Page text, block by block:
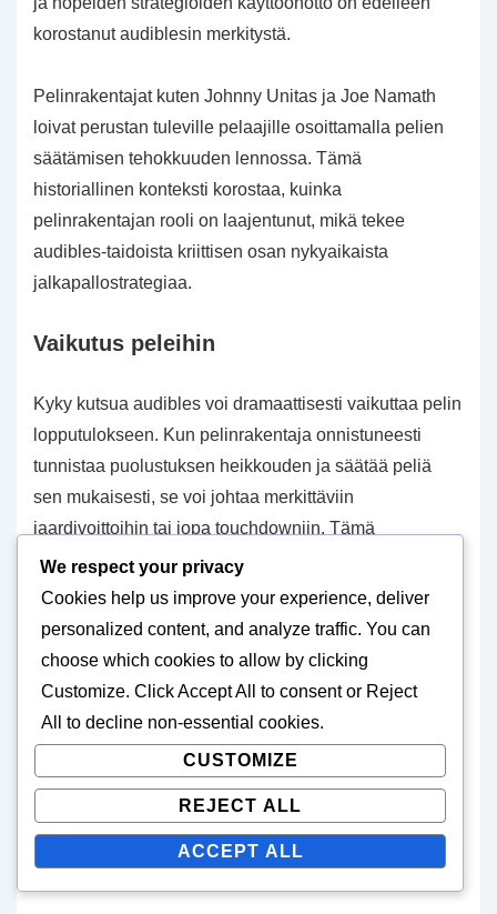
korostanut audiblesin merkitystä.
Pelinrakentajat kuten Johnny Unitas ja Joe Namath
loivat perustan tuleville pelaajille osoittamalla pelien
säätämisen tehokkuuden lennossa. Tämä
historiallinen konteksti korostaa, kuinka
pelinrakentajan rooli on laajentunut, mikä tekee
audibles-taidoista kriittisen osan nykyaikaista
jalkapallostrategiaa.
Vaikutus peleihin
Kyky kutsua audibles voi dramaattisesti vaikuttaa pelin
lopputulokseen. Kun pelinrakentaja onnistuneesti
tunnistaa puolustuksen heikkouden ja säätää peliä
sen mukaisesti, se voi johtaa merkittäviin
jaardivoittoihin tai jopa touchdowniin. Tämä
sopeutumiskyky on usein ero voiton ja häviön välillä
tiukoissa peleissä.
Lisäksi audibles voivat häiritä puolustuksen
strategioita, pakottaen puolustuksia reagoimaan
hyökkäyksen säätöihin. Tämä voi luoda
epätasapainoa ja avata mahdollisuuksia suurille
peleille, mikä osoittaa pelinrakentajan vaikutuksen
koko pelin kulkuun.
Huomattavat pelit
We respect your privacy
Cookies help us improve your experience, deliver
personalized content, and analyze traffic. You can
choose which cookies to allow by clicking
Customize. ClickAccept All to consent or Reject
All
to decline non-essential cookies.
CUSTOMIZE
REJECT ALL
ACCEPT ALL